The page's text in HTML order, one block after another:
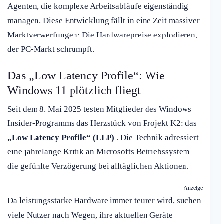
Agenten, die komplexe Arbeitsabläufe eigenständig
managen. Diese Entwicklung fällt in eine Zeit massiver
Marktverwerfungen: Die Hardwarepreise explodieren,
der PC-Markt schrumpft.
Das „Low Latency Profile“: Wie
Windows 11 plötzlich fliegt
Seit dem 8. Mai 2025 testen Mitglieder des Windows
Insider-Programms das Herzstück von Projekt K2: das
„Low Latency Profile“ (LLP) . Die Technik adressiert
eine jahrelange Kritik an Microsofts Betriebssystem –
die gefühlte Verzögerung bei alltäglichen Aktionen.
Anzeige
Da leistungsstarke Hardware immer teurer wird, suchen
viele Nutzer nach Wegen, ihre aktuellen Geräte